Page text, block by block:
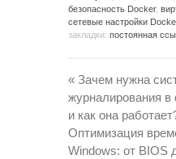
безопасность Docker,
сетевые настройки
закладки: постоянная
« Зачем нужна
журналирования
и как она
Оптимизация
Windows: от BIOS